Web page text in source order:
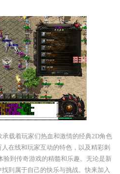
载着玩家们热血和激情的经典2D角色
在线和玩家互动的特色，以及精彩刺
验到传奇游戏的精髓和乐趣。无论是新
到属于自己的快乐与挑战。快来加入